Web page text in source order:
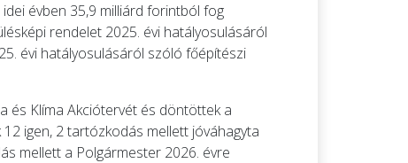
évben 35,9 milliárd forintból fog
rendelet 2025. évi hatályosulásáról
évi hatályosulásáról szóló főépítészi
és Klíma Akciótervét és döntöttek a
igen, 2 tartózkodás mellett jóváhagyta
mellett a Polgármester 2026. évre